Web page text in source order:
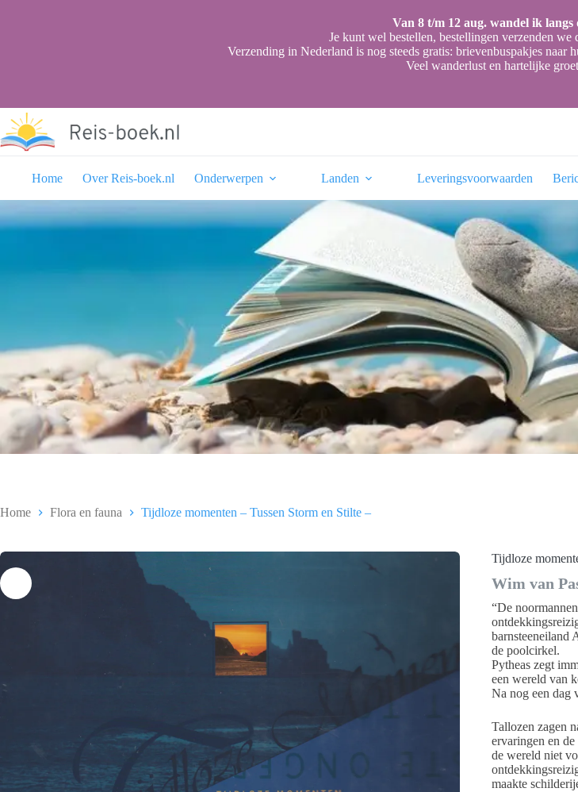
Van 8 t/m 12 aug. wandel ik langs
Je kunt wel bestellen, bestellingen verzenden we
Verzending in Nederland is nog steeds gratis: brievenbuspakjes naar
Veel wanderlust en hartelijke
Home
Over Reis-boek.nl Onderwerpen Landen Leveringsvoorwaarden
Home Flora en fauna Tijdloze momenten – Tussen Storm en Stilte –
Tijdloze
Wim van
“De
barnsteeneiland
de poolcirkel.
Pytheas zegt
een wereld van
Na nog een dag
Tallozen zagen
ervaringen en
de wereld niet
maakte